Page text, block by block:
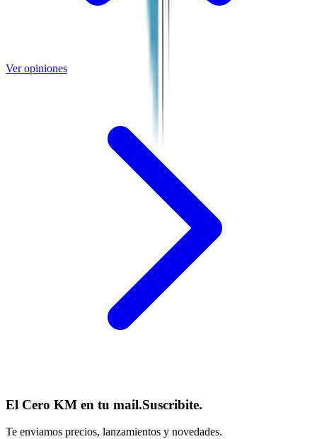
Ver opiniones
El Cero KM en tu mail.Suscribite.
Te enviamos precios, lanzamientos y novedades.